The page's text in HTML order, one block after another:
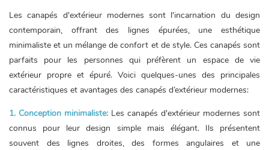
Les canapés d'extérieur modernes sont l'incarnation du design
contemporain, offrant des lignes épurées, une esthétique
minimaliste et un mélange de confort et de style. Ces canapés sont
parfaits pour les personnes qui préfèrent un espace de vie
extérieur propre et épuré. Voici quelques-unes des principales
caractéristiques et avantages des canapés d’extérieur modernes:
1. Conception minimaliste: Les canapés d'extérieur modernes sont
connus pour leur design simple mais élégant. Ils présentent
souvent des lignes droites, des formes angulaires et une